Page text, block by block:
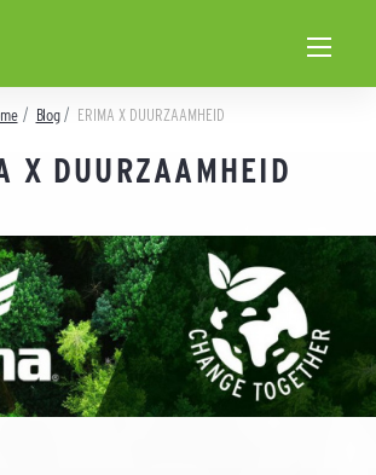
Blog ERIMA X DUURZAAMHEID
X DUURZAAMHEID